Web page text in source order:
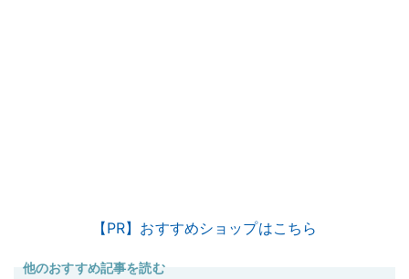
【PR】おすすめショップはこちら
他のおすすめ記事を読む